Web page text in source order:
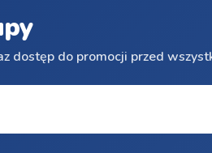
dostęp do promocji przed